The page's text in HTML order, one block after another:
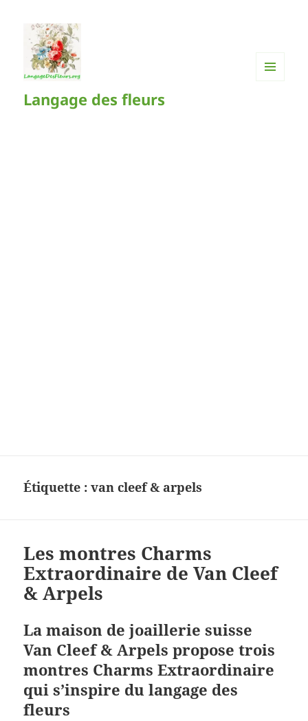
Langage des fleurs
Étiquette :van cleef & arpels
Les montres Charms
Extraordinaire de Van Cleef
& Arpels
La maison de joaillerie suisse
Van Cleef & Arpels propose trois
montres Charms Extraordinaire
qui s’inspire du langage des
fleurs